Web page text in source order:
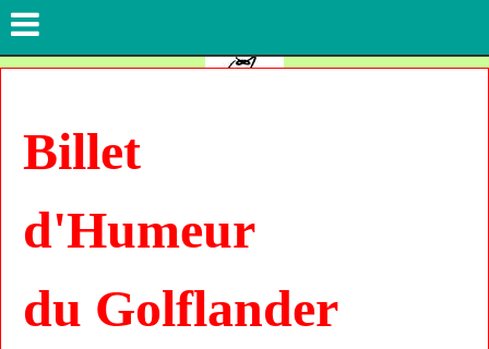
Billet
d'Humeur
du Golflander